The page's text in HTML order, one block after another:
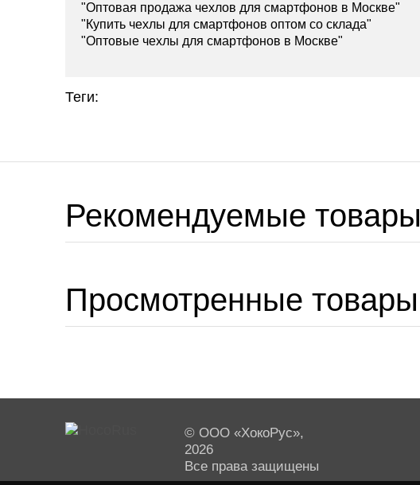
"Оптовая продажа чехлов для смартфонов в Москве"
"Купить чехлы для смартфонов оптом со склада"
"Оптовые чехлы для смартфонов в Москве"
Теги:
Рекомендуемые товары
Просмотренные товары
© ООО «ХокоРус»,
2026
Все права защищены